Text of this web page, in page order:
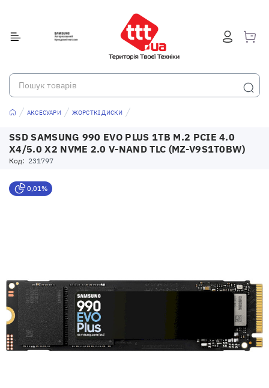
АКСЕСУАРИ ЖОРСТКІ ДИСКИ
SSD SAMSUNG 990 EVO PLUS 1TB M.2 PCIE 4.0
X4/5.0 X2 NVME 2.0 V-NAND TLC (MZ-V9S1T0BW)
Код: 231797
0,01%